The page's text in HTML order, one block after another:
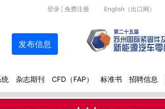
English（出口网）
登录 免费注册
发布信息
统 杂志期刊 CFD（FAP） 标准书 招聘信息